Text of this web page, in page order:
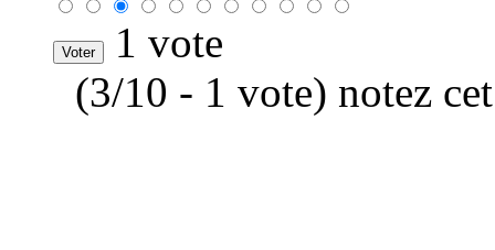
1 vote
(3/10 - 1 vote) notez